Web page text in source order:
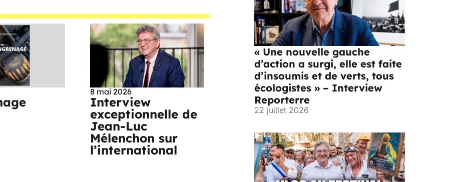
8 mai 2026
Interview
exceptionnelle de
Jean-Luc
Mélenchon sur
l’international
« Une nouvelle gauche
d’action a surgi, elle est faite
d’insoumis et de verts, tous
écologistes » – Interview
Reporterre
22 juillet 2026